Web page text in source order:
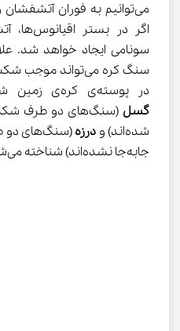
می‌توانیم به فوران
اگر در
در پوسته‌ی کره‌ی زمین شود که این شکستگی‌ها در دو نوع
گسل
شده‌اند) و
درزه
جابه‌جا نشده‌اند) شناخته می‌شوند.